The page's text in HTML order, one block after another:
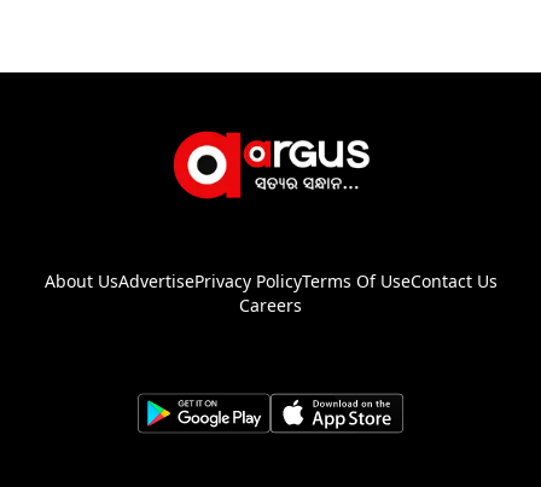
About UsAdvertisePrivacy PolicyTerms Of UseContact Us
Careers